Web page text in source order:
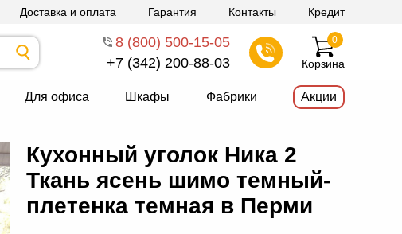
Доставка и оплата Гарантия Контакты Кредит
8 (800) 500-15-05
+7 (342) 200-88-03
Корзина
0
Для офиса Шкафы Фабрики Акции
Кухонный уголок Ника 2
Ткань ясень шимо темный-
плетенка темная в Перми